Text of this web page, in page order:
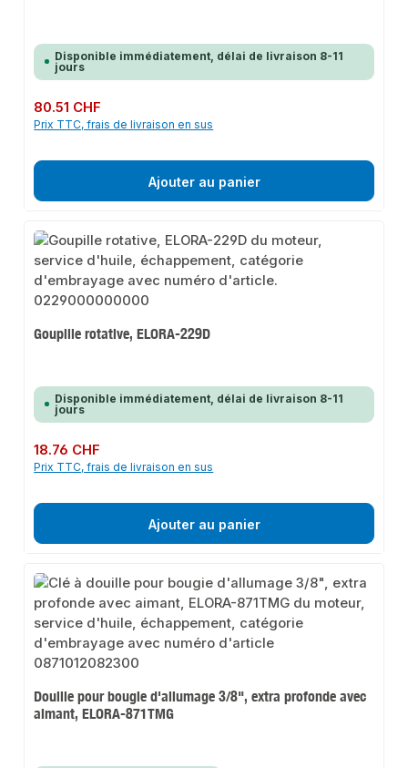
Disponible immédiatement, délai de livraison 8-11
jours
Prix régulier :
80.51 CHF
Prix TTC, frais de livraison en sus
Ajouter au panier
Goupille rotative, ELORA-229D
Disponible immédiatement, délai de livraison 8-11
jours
Prix régulier :
18.76 CHF
Prix TTC, frais de livraison en sus
Ajouter au panier
Douille pour bougie d'allumage 3/8", extra profonde avec
aimant, ELORA-871TMG